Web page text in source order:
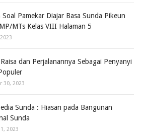
Soal Pamekar Diajar Basa Sunda Pikeun
MTs Kelas VIII Halaman 5
dan Perjalanannya Sebagai Penyanyi
30, 2023
Sunda : Hiasan pada Bangunan
Sunda
2023